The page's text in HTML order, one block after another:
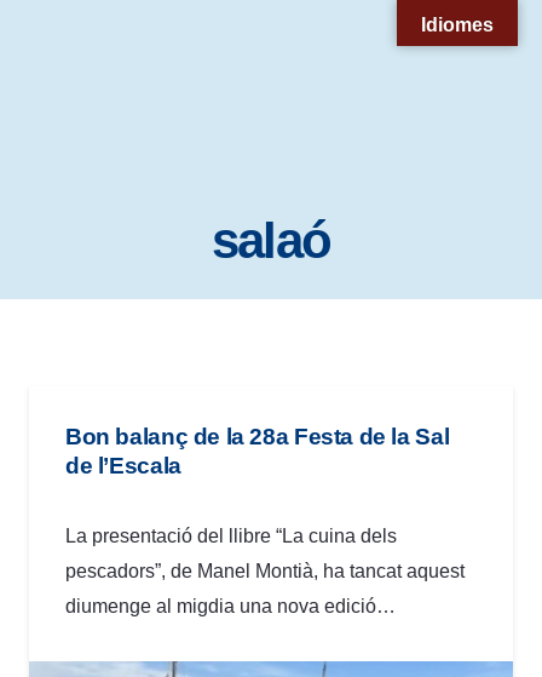
accesibilidad.
salaó
Bon balanç de la 28a Festa de la Sal
de l’Escala
La presentació del llibre “La cuina dels
pescadors”, de Manel Montià, ha tancat aquest
diumenge al migdia una nova edició…
Idiomes